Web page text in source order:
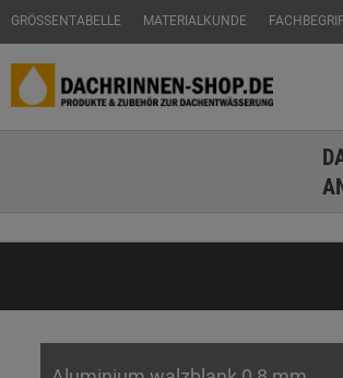
GRÖSSENTABELLE MATERIALKUNDE